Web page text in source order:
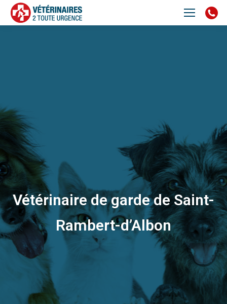
Vétérinaire de garde de Saint-
Rambert-d’Albon